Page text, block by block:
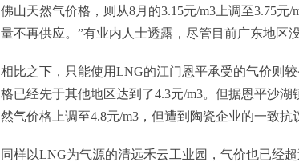
佛山天然气价格，则从8月的3.15元/m3上调至3.75
量不再供应。”有业内人士透露，尽管目前广东地区
相比之下，只能使用LNG的江门恩平承受的气价则
格已经先于其他地区达到了4.3元/m3。但据恩平沙
然气价格上调至4.8元/m3，但遭到陶瓷企业的一致抗
同样以LNG为气源的清远禾云工业园，气价也已经